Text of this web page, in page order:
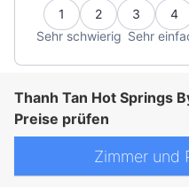
1 2 3
4
Sehr schwierig Sehr
Thanh Tan Hot Springs
Preise prüfen
Zimmer und